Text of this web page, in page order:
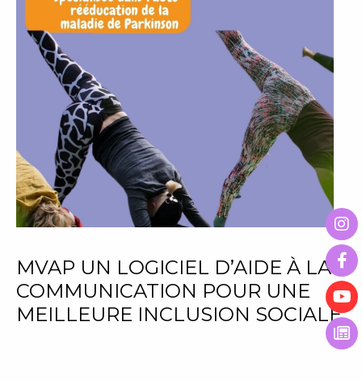
MVAP UN LOGICIEL D’AIDE À LA
COMMUNICATION POUR UNE
MEILLEURE INCLUSION SOCIALE